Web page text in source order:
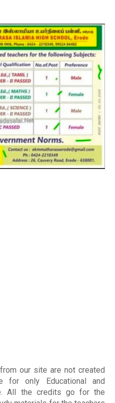
our site are not created
for only Educational and
All the credits go for the